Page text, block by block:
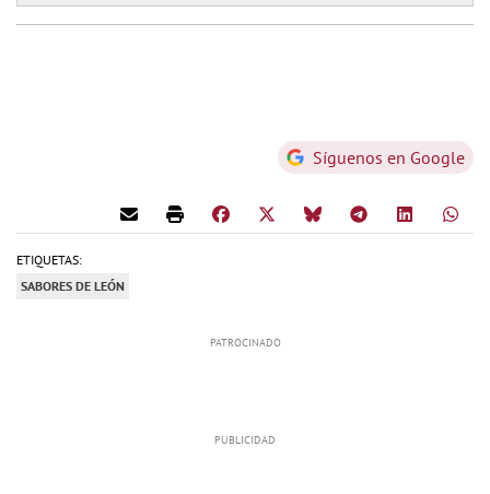
Síguenos en Google
ETIQUETAS:
SABORES DE LEÓN